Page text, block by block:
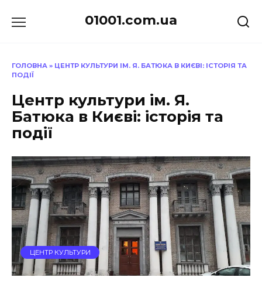
до
01001.com.ua
ГОЛОВНА » ЦЕНТР КУЛЬТУРИ ІМ. Я. БАТЮКА В КИЄВІ: ІСТОРІЯ ТА
ПОДІЇ
Центр культури ім. Я.
Батюка в Києві: історія та
події
ЦЕНТР КУЛЬТУРИ